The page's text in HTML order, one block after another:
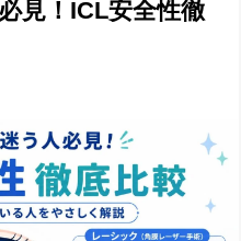
見！ICL安全性徹